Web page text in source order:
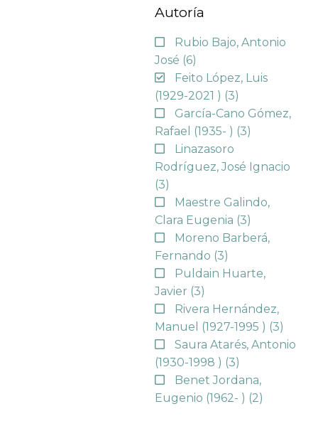
Autoría
Rubio Bajo, Antonio
José (6)
Feito López, Luis
(1929-2021 ) (3)
García-Cano Gómez,
Rafael (1935- ) (3)
Linazasoro
Rodríguez, José Ignacio
(3)
Maestre Galindo,
Clara Eugenia (3)
Moreno Barberá,
Fernando (3)
Puldain Huarte,
Javier (3)
Rivera Hernández,
Manuel (1927-1995 ) (3)
Saura Atarés, Antonio
(1930-1998 ) (3)
Benet Jordana,
Eugenio (1962- ) (2)